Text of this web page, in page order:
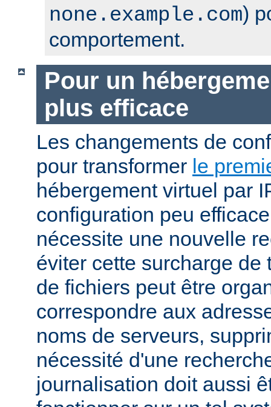
none.example.com)
comportement.
Pour un
plus efficace
Les changements de
pour transformer le
hébergement virtuel par
configuration peu
nécessite une nouvelle
éviter cette surcharge de
de fichiers peut être
correspondre aux
noms de serveurs,
nécessité d'une
journalisation doit aussi